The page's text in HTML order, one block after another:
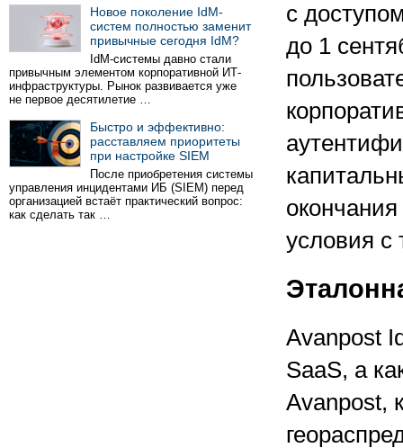
Новое поколение IdM-
систем полностью заменит
привычные сегодня IdM?
IdM-системы давно стали
привычным элементом корпоративной ИТ-
инфраструктуры. Рынок развивается уже
не первое десятилетие …
Быстро и эффективно:
расставляем приоритеты
при настройке SIEM
После приобретения системы
управления инцидентами ИБ (SIEM) перед
организацией встаёт практический вопрос:
как сделать так …
с
до 1
условия с
Avanpost
SaaS, а
Avanpost,